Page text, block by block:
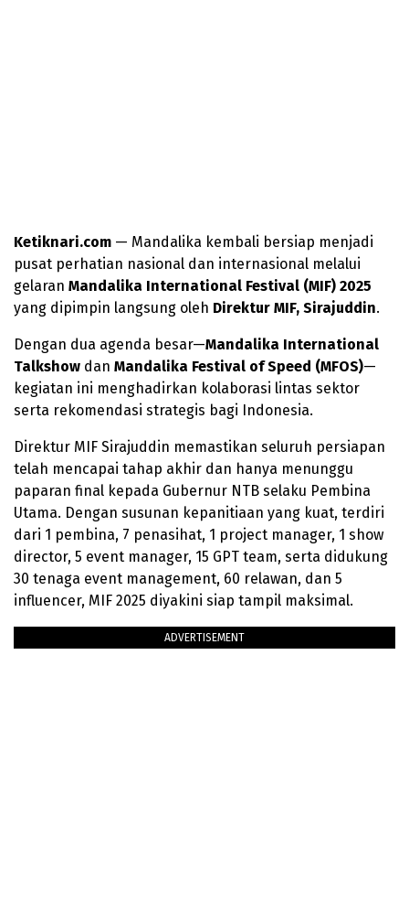
Ketiknari.com — Mandalika kembali bersiap menjadi
pusat perhatian nasional dan internasional melalui
gelaran Mandalika International Festival (MIF) 2025
yang dipimpin langsung oleh Direktur MIF, Sirajuddin.
Dengan dua agenda besar—Mandalika International
Talkshow dan Mandalika Festival of Speed (MFOS)—
kegiatan ini menghadirkan kolaborasi lintas sektor
serta rekomendasi strategis bagi Indonesia.
Direktur MIF Sirajuddin memastikan seluruh persiapan
telah mencapai tahap akhir dan hanya menunggu
paparan final kepada Gubernur NTB selaku Pembina
Utama. Dengan susunan kepanitiaan yang kuat, terdiri
dari 1 pembina, 7 penasihat, 1 project manager, 1 show
director, 5 event manager, 15 GPT team, serta didukung
30 tenaga event management, 60 relawan, dan 5
influencer, MIF 2025 diyakini siap tampil maksimal.
ADVERTISEMENT